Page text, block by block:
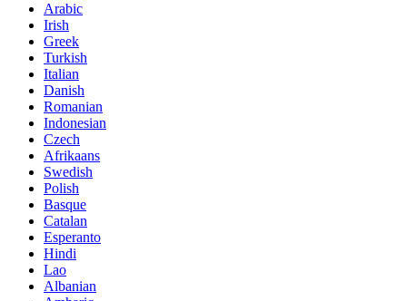
Arabic
Irish
Greek
Turkish
Italian
Danish
Romanian
Indonesian
Czech
Afrikaans
Swedish
Polish
Basque
Catalan
Esperanto
Hindi
Lao
Albanian